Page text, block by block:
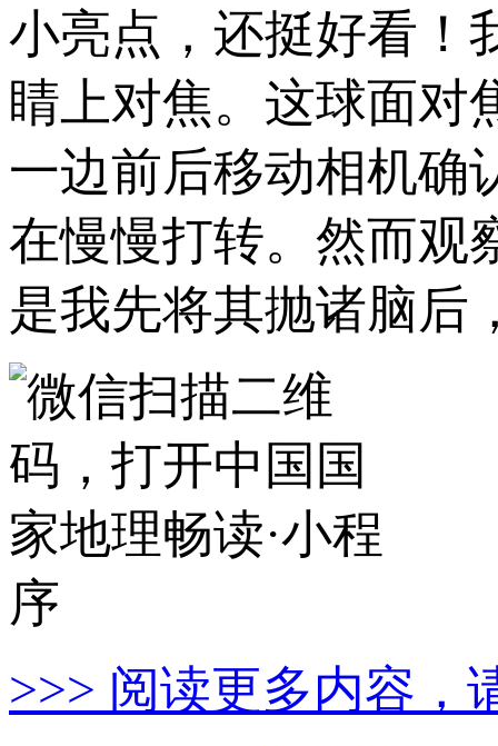
小亮点，还挺好看！
睛上对焦。这球面
一边前后移动相机确
在慢慢打转。然而观
是我先将其抛诸脑后
>>> 阅读更多内容，